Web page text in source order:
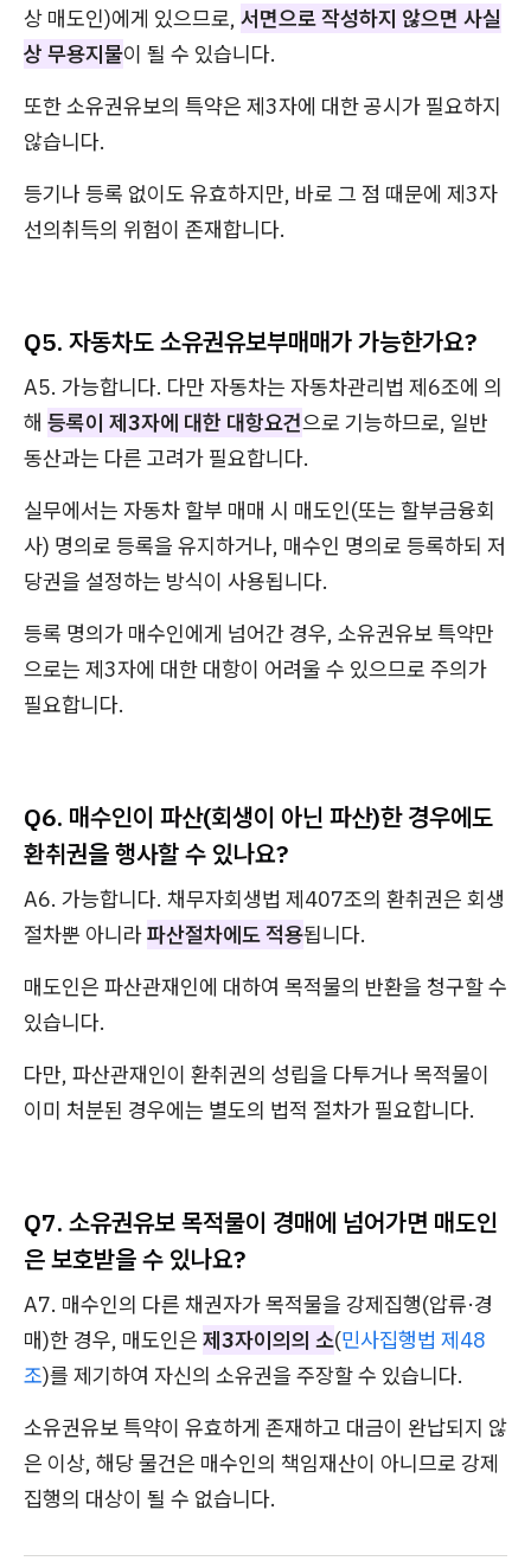
상 매도인)에게 있으므로, 서면으로 작성하지 않으면 사실
상 무용지물이 될 수 있습니다.
또한 소유권유보의 특약은 제3자에 대한 공시가 필요하지
않습니다.
등기나 등록 없이도 유효하지만, 바로 그 점 때문에 제3자
선의취득의 위험이 존재합니다.
Q5. 자동차도 소유권유보부매매가 가능한가요?
A5. 가능합니다. 다만 자동차는 자동차관리법 제6조에 의
해 등록이 제3자에 대한 대항요건으로 기능하므로, 일반
동산과는 다른 고려가 필요합니다.
실무에서는 자동차 할부 매매 시 매도인(또는 할부금융회
사) 명의로 등록을 유지하거나, 매수인 명의로 등록하되 저
당권을 설정하는 방식이 사용됩니다.
등록 명의가 매수인에게 넘어간 경우, 소유권유보 특약만
으로는 제3자에 대한 대항이 어려울 수 있으므로 주의가
필요합니다.
Q6. 매수인이 파산(회생이 아닌 파산)한 경우에도
환취권을 행사할 수 있나요?
A6. 가능합니다. 채무자회생법 제407조의 환취권은 회생
절차뿐 아니라파산절차에도 적용됩니다.
매도인은 파산관재인에 대하여 목적물의 반환을 청구할 수
있습니다.
다만, 파산관재인이 환취권의 성립을 다투거나 목적물이
이미 처분된 경우에는 별도의 법적 절차가 필요합니다.
Q7. 소유권유보 목적물이 경매에 넘어가면 매도인
은 보호받을 수 있나요?
A7. 매수인의 다른 채권자가 목적물을 강제집행(압류·경
매)한 경우, 매도인은 제3자이의의 소(민사집행법 제48
조)를 제기하여 자신의 소유권을 주장할 수 있습니다.
소유권유보 특약이 유효하게 존재하고 대금이 완납되지 않
은 이상, 해당 물건은 매수인의 책임재산이 아니므로 강제
집행의 대상이 될 수 없습니다.